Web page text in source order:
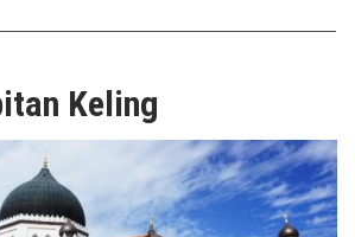
Keling